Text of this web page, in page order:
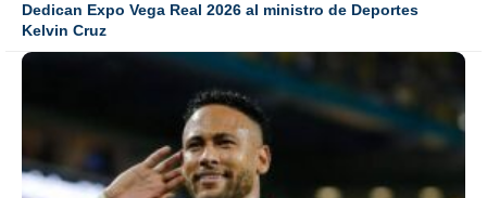
Dedican Expo Vega Real 2026 al ministro de Deportes
Kelvin Cruz